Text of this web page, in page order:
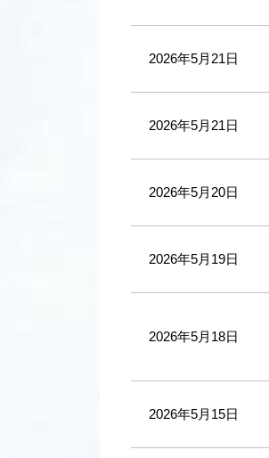
2026年5月21日
2026年5月21日
2026年5月20日
2026年5月19日
2026年5月18日
2026年5月15日